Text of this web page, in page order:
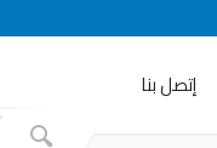
إتصل بنا